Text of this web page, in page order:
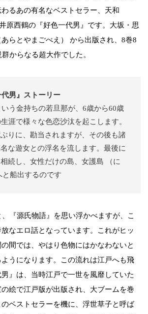
るあの有名なベストセラー、天和
原西鶴の『好色一代男』です。大坂・思
らとやまごべえ） から出版され、8巻8
からなる超大作でした。
代男』ストーリー
う金持ちの若旦那が、6歳から60歳
涯で様々な色恋沙汰を起こします。
りに、勘当されますが、その後も諸
な遊女との浮名を流します。最後に
続し、女性だけの島、女護島 （に
と船出するのです
『源氏物語』を思い浮かべますが、こ
なエロ話となっています。これがヒッ
間では、やはり色物にはかなわないと
うになります。この流れは江戸へも飛
』は、当時江戸で一世を風靡していた
絵で江戸版が出版され、大ブームを巻
ベストセラーを機に、浮世草子と呼ば